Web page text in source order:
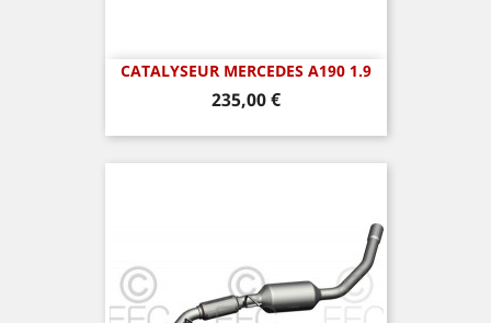
CATALYSEUR MERCEDES A190 1.9
Prix
235,00 €